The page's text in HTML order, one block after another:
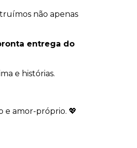
não apenas
entrega do
e histórias.
e amor-próprio. 💖